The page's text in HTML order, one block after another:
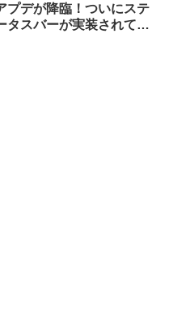
プデが降臨！ついにステ
タスバーが実装されて俺